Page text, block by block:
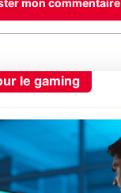
mon commentaire
le gaming